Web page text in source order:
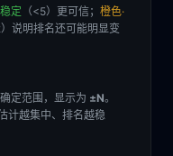
定 （<5）更可信； 橙色·
）说明排名还可能明显变
定范围，显示为 ±N。
计越集中、排名越稳